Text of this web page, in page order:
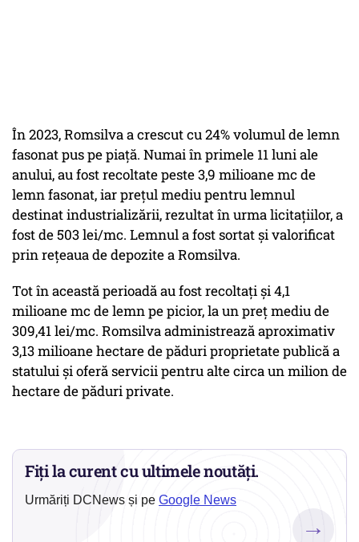
În 2023, Romsilva a crescut cu 24% volumul de lemn
fasonat pus pe piață. Numai în primele 11 luni ale
anului, au fost recoltate peste 3,9 milioane mc de
lemn fasonat, iar prețul mediu pentru lemnul
destinat industrializării, rezultat în urma licitațiilor, a
fost de 503 lei/mc. Lemnul a fost sortat și valorificat
prin rețeaua de depozite a Romsilva.
Tot în această perioadă au fost recoltați și 4,1
milioane mc de lemn pe picior, la un preț mediu de
309,41 lei/mc. Romsilva administrează aproximativ
3,13 milioane hectare de păduri proprietate publică a
statului și oferă servicii pentru alte circa un milion de
hectare de păduri private.
Fiți la curent cu ultimele noutăți.
Urmăriți DCNews și pe Google News
→